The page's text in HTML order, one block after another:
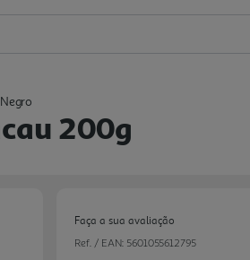
200g
Faça a sua avaliação
Ref. / EAN: 5601055612795